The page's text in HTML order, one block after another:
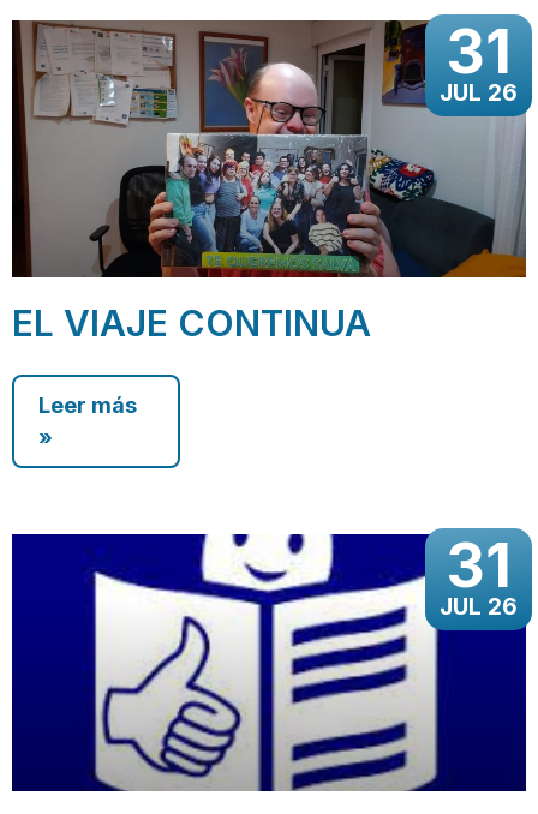
31
JUL 26
EL VIAJE CONTINUA
Leer más
»
31
JUL 26